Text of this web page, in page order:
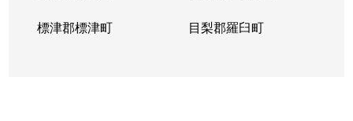
標津郡標津町 目梨郡羅臼町